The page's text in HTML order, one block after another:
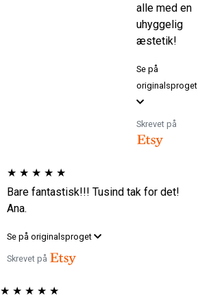
alle med en
uhyggelig
æstetik!
Se på
originalsproget
Skrevet på
★ ★ ★ ★ ★
Bare fantastisk!!! Tusind tak for det!
Ana.
Se på originalsproget
Skrevet på
★ ★ ★ ★ ★